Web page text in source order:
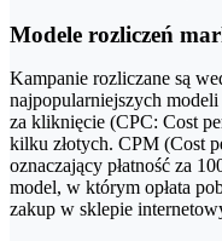
Modele rozliczeń
Kampanie rozliczane są
najpopularniejszych
za kliknięcie (CPC: Cost
kilku złotych. CPM (Cost
oznaczający płatność za
model, w którym opłata
zakup w sklepie